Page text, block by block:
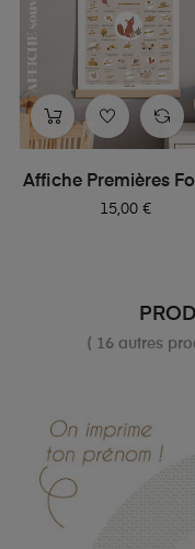
Affiche Premières
Prix
15,00 €
( 16 autres